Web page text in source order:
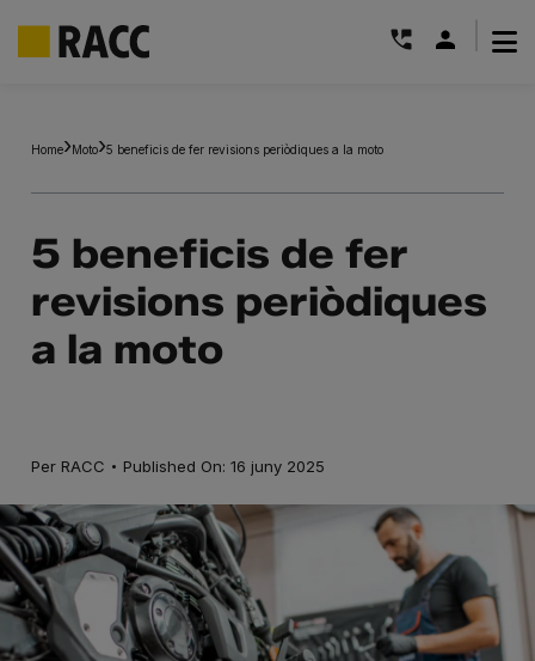
content
Home Moto 5 beneficis de fer revisions periòdiques a la moto
5 beneficis de fer
revisions periòdiques
a la moto
Per RACC · Published On: 16 juny 2025